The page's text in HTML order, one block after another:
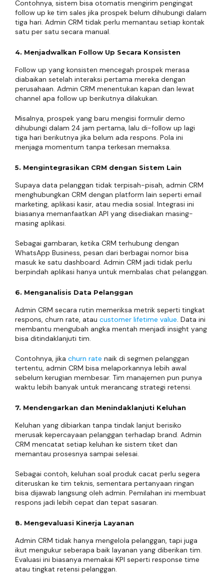
Contohnya, sistem bisa otomatis mengirim pengingat
follow up ke tim sales jika prospek belum dihubungi dalam
tiga hari. Admin CRM tidak perlu memantau setiap kontak
satu per satu secara manual.
4. Menjadwalkan Follow Up Secara Konsisten
Follow up yang konsisten mencegah prospek merasa
diabaikan setelah interaksi pertama mereka dengan
perusahaan. Admin CRM menentukan kapan dan lewat
channel apa follow up berikutnya dilakukan.
Misalnya, prospek yang baru mengisi formulir demo
dihubungi dalam 24 jam pertama, lalu di-follow up lagi
tiga hari berikutnya jika belum ada respons. Pola ini
menjaga momentum tanpa terkesan memaksa.
5. Mengintegrasikan CRM dengan Sistem Lain
Supaya data pelanggan tidak terpisah-pisah, admin CRM
menghubungkan CRM dengan platform lain seperti email
marketing, aplikasi kasir, atau media sosial. Integrasi ini
biasanya memanfaatkan API yang disediakan masing-
masing aplikasi.
Sebagai gambaran, ketika CRM terhubung dengan
WhatsApp Business, pesan dari berbagai nomor bisa
masuk ke satu dashboard. Admin CRM jadi tidak perlu
berpindah aplikasi hanya untuk membalas chat pelanggan.
6. Menganalisis Data Pelanggan
Admin CRM secara rutin memeriksa metrik seperti tingkat
respons, churn rate, atau customer lifetime value. Data ini
membantu mengubah angka mentah menjadi insight yang
bisa ditindaklanjuti tim.
Contohnya, jika churn rate naik di segmen pelanggan
tertentu, admin CRM bisa melaporkannya lebih awal
sebelum kerugian membesar. Tim manajemen pun punya
waktu lebih banyak untuk merancang strategi retensi.
7. Mendengarkan dan Menindaklanjuti Keluhan
Keluhan yang dibiarkan tanpa tindak lanjut berisiko
merusak kepercayaan pelanggan terhadap brand. Admin
CRM mencatat setiap keluhan ke sistem tiket dan
memantau prosesnya sampai selesai.
Sebagai contoh, keluhan soal produk cacat perlu segera
diteruskan ke tim teknis, sementara pertanyaan ringan
bisa dijawab langsung oleh admin. Pemilahan ini membuat
respons jadi lebih cepat dan tepat sasaran.
8. Mengevaluasi Kinerja Layanan
Admin CRM tidak hanya mengelola pelanggan, tapi juga
ikut mengukur seberapa baik layanan yang diberikan tim.
Evaluasi ini biasanya memakai KPI seperti response time
atau tingkat retensi pelanggan.